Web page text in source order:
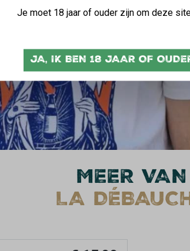
MEER VAN
LA
Je moet 18 jaar of ouder zijn om deze
JA, IK BEN 18 JAAR OF